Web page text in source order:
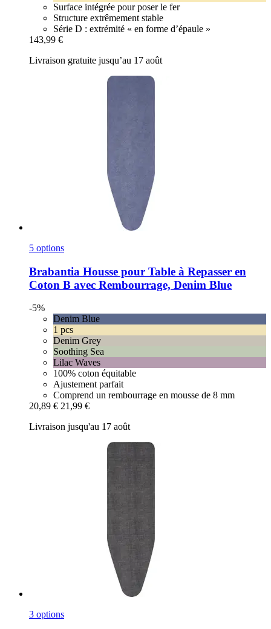
Surface intégrée pour poser le fer
Structure extrêmement stable
Série D : extrémité « en forme d’épaule »
143,99 €
Livraison gratuite jusqu’au 17 août
5 options
Brabantia Housse pour Table à Repasser en
Coton B avec Rembourrage, Denim Blue
-5%
Denim Blue
1 pcs
Denim Grey
Soothing Sea
Lilac Waves
100% coton équitable
Ajustement parfait
Comprend un rembourrage en mousse de 8 mm
20,89 € 21,99 €
Livraison jusqu'au 17 août
3 options